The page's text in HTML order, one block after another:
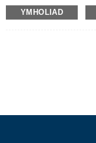
Ardystiad: CE ROHS ISO
Rhif Model: 22BL
YMHOLIAD